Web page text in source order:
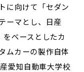
に向けて「セダン
ーマとし、日産
をベースとしたカ
ムカーの製作自体
愛知自動車大学校